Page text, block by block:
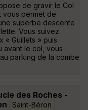
de gravir le Col
vous permet de
superbe descente
Vous suivez
« Guillets » puis
avant le col, vous
parking de la combe
des Roches -
Saint-Béron